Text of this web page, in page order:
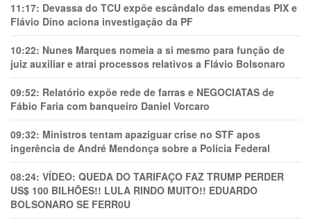
11:17: Devassa do TCU expõe escândalo das emendas PIX e
Flávio Dino aciona investigação da PF
10:22: Nunes Marques nomeia a si mesmo para função de
juiz auxiliar e atrai processos relativos a Flávio Bolsonaro
09:52: Relatório expõe rede de farras e NEGOCIATAS de
Fábio Faria com banqueiro Daniel Vorcaro
09:32: Ministros tentam apaziguar crise no STF apos
ingerência de André Mendonça sobre a Polícia Federal
08:24: VÍDEO: QUEDA DO TARIFAÇO FAZ TRUMP PERDER
US$ 100 BILHÕES!! LULA RINDO MUITO!! EDUARDO
BOLSONARO SE FERR0U